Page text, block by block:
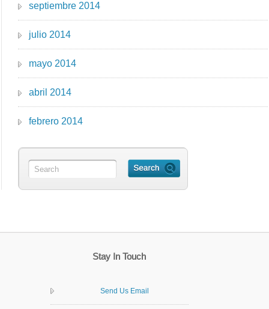
septiembre 2014
julio 2014
mayo 2014
abril 2014
febrero 2014
Stay In Touch
Send Us Email